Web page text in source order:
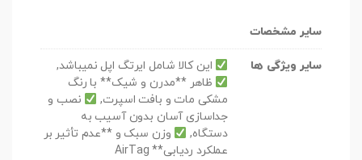
سایر مشخصات
سایر ویژگی ها
این کالا شامل ایرتگ اپل نمیباشد,
ظاهر **مدرن و شیک** با رنگ
مشکی مات و بافت اسپرت,
نصب و
جداسازی آسان بدون آسیب به
دستگاه,
وزن سبک و **عدم تأثیر بر
عملکرد ردیابی** AirTag